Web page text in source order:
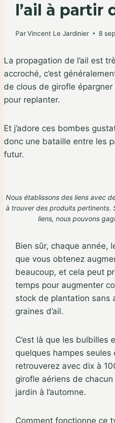
l’ail à partir
ParVincent Le Jardinier 8
La propagation de l’ail est
accroché, c’est
de clous de girofle
pour replanter.
Et j’adore ces bombes
donc une bataille entre les
futur.
Nous établissons des liens avec
à trouver des produits pertinents.
liens, nous pouvons
Bien sûr, chaque année,
que vous obtenez
beaucoup, et cela peut
temps pour augmenter
stock de plantation sans
graines d’ail.
C’est là que les bulbilles
quelques hampes seules
retrouverez avec dix à
girofle aériens de
jardin à l’automne.
Comment fonctionne ce